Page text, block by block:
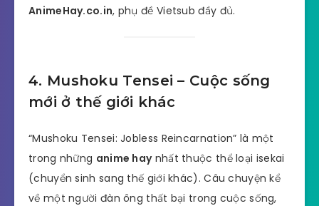
AnimeHay.co.in, phụ đề Vietsub đầy đủ.
4. Mushoku Tensei – Cuộc sống
mới ở thế giới khác
“Mushoku Tensei: Jobless Reincarnation” là một
trong những anime haynhất thuộc thể loại isekai
(chuyển sinh sang thế giới khác). Câu chuyện kể
về một người đàn ông thất bại trong cuộc sống,